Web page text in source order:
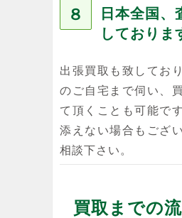
８
日本全国、
しておりま
出張買取も致してお
のご自宅まで伺い、
て頂くことも可能で
添えない場合もござ
相談下さい。
買取までの